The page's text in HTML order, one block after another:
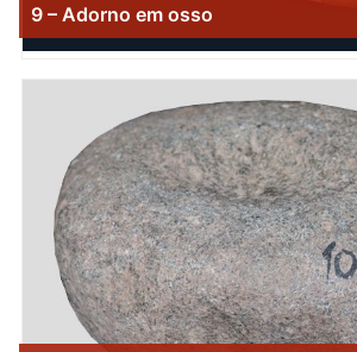
9 – Adorno em osso